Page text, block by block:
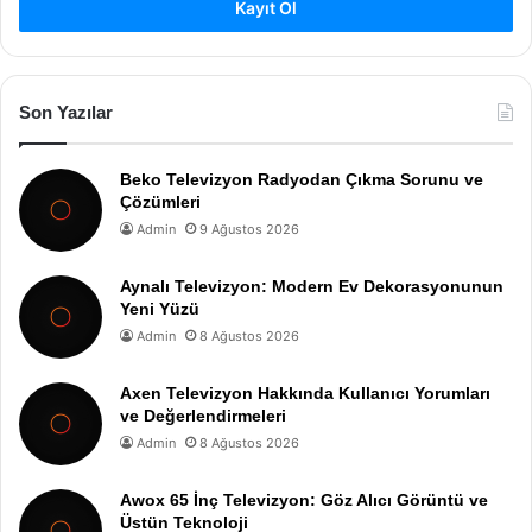
Kayıt Ol
Son Yazılar
Beko Televizyon Radyodan Çıkma Sorunu ve
Çözümleri
Admin 9 Ağustos 2026
Aynalı Televizyon: Modern Ev Dekorasyonunun
Yeni Yüzü
Admin 8 Ağustos 2026
Axen Televizyon Hakkında Kullanıcı Yorumları
ve Değerlendirmeleri
Admin 8 Ağustos 2026
Awox 65 İnç Televizyon: Göz Alıcı Görüntü ve
Üstün Teknoloji